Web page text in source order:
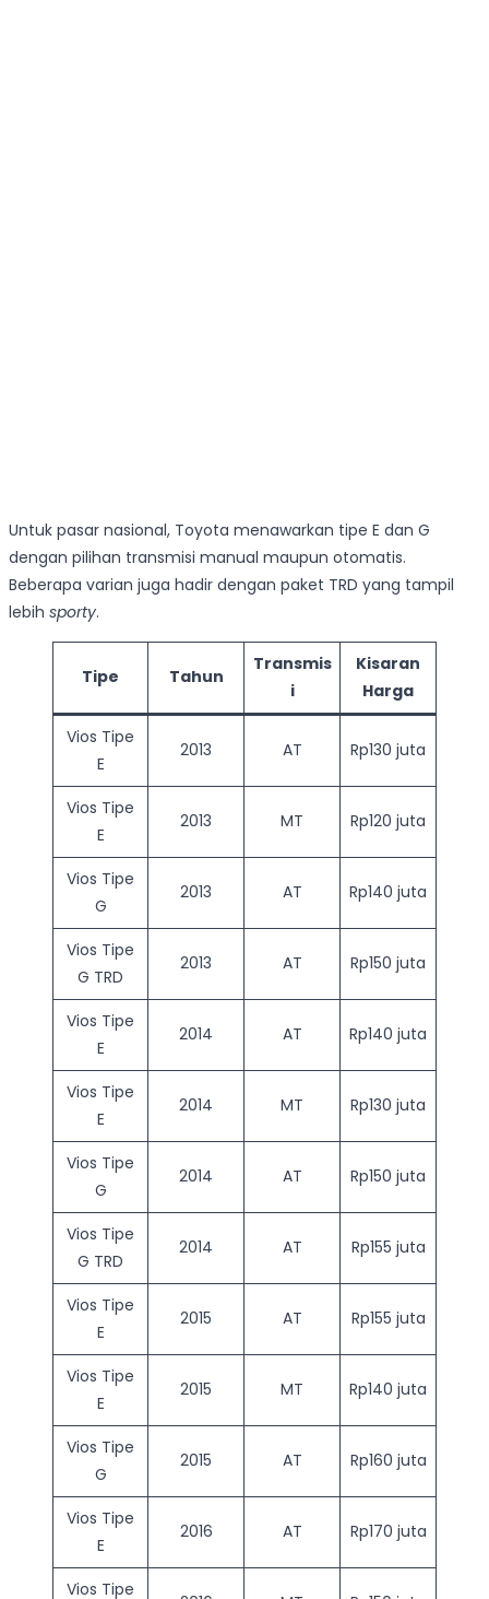
Untuk pasar nasional, Toyota menawarkan tipe E dan G
dengan pilihan transmisi manual maupun otomatis.
Beberapa varian juga hadir dengan paket TRD yang tampil
lebih sporty.
Tipe Tahun
Transmis
i
Kisaran
Harga
Vios Tipe
E
2013 AT Rp130 juta
Vios Tipe
E
2013 MT Rp120 juta
Vios Tipe
G
2013 AT Rp140 juta
Vios Tipe
G TRD
2013 AT Rp150 juta
Vios Tipe
E
2014 AT Rp140 juta
Vios Tipe
E
2014 MT Rp130 juta
Vios Tipe
G
2014 AT Rp150 juta
Vios Tipe
G TRD
2014 AT Rp155 juta
Vios Tipe
E
2015 AT Rp155 juta
Vios Tipe
E
2015 MT Rp140 juta
Vios Tipe
G
2015 AT Rp160 juta
Vios Tipe
E
2016 AT Rp170 juta
Vios Tipe